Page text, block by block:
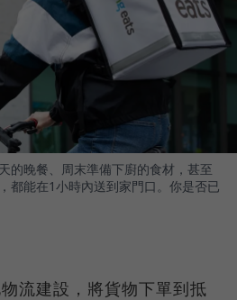
的晚餐、周末準備下廚的食材，甚至
都能在1小時內送到家門口。你是否已
流建設，將貨物下單到抵